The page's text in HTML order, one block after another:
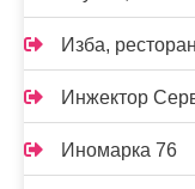
Изба,
Инжектор
Иномарка 76